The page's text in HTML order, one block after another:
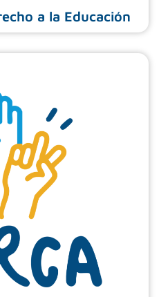
a la Educación